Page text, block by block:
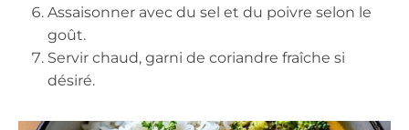
Assaisonner avec du sel et du poivre selon le
goût.
Servir chaud, garni de coriandre fraîche si
désiré.